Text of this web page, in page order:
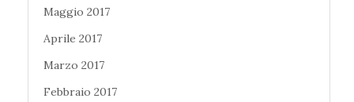
Maggio 2017
Aprile 2017
Marzo 2017
Febbraio 2017